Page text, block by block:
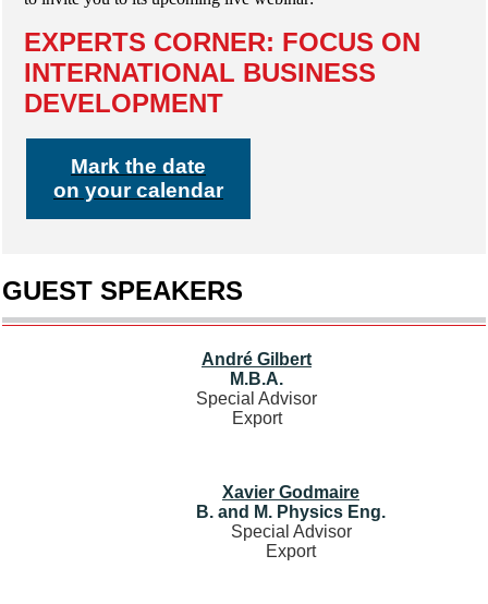
EXPERTS CORNER: FOCUS ON
INTERNATIONAL BUSINESS
DEVELOPMENT
Mark the date
on your calendar
GUEST SPEAKERS
André Gilbert
M.B.A.
Special Advisor
Export
Xavier Godmaire
B. and M. Physics Eng.
Special Advisor
Export